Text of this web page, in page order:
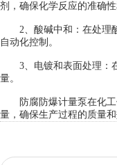
剂，确保化学反应的准确性
2、酸碱中和：在处理酸
自动化控制。
3、电镀和表面处理：在
量。
防腐防爆计量泵在化工
量，确保生产过程的质量和